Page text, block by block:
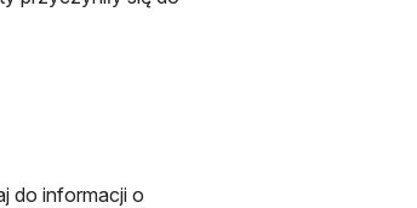
do informacji o